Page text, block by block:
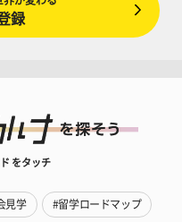
録
をタッチ
見学 #留学ロードマップ